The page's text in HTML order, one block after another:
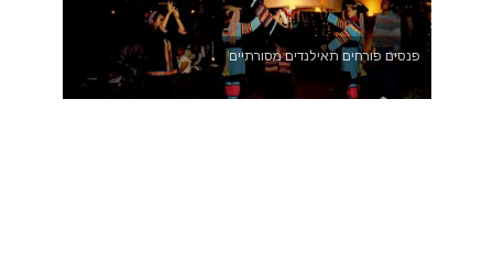
פנסים פורחים תאילנדים מסורתיים